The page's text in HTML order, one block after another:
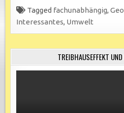
Tagged fachunabhängig,
Interessantes, Umwelt
TREIBHAUSEFFEKT